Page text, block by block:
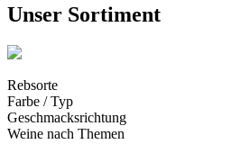
Unser Sortiment
Rebsorte
Farbe / Typ
Geschmacksrichtung
Weine nach Themen